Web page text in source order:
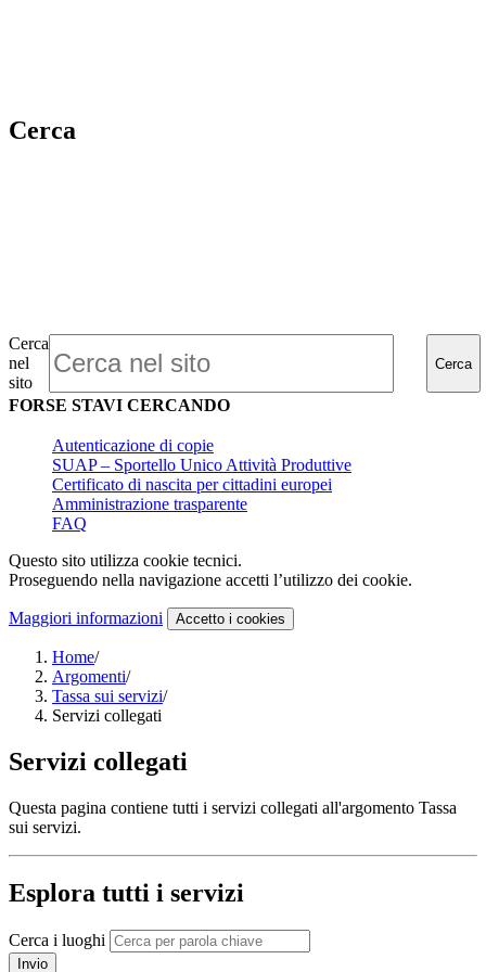
Cerca
Cerca
nel
sito
Cerca
FORSE STAVI CERCANDO
Autenticazione di copie
SUAP – Sportello Unico Attività Produttive
Certificato di nascita per cittadini europei
Amministrazione trasparente
FAQ
Questo sito utilizza cookie tecnici.
Proseguendo nella navigazione accetti l’utilizzo dei cookie.
Maggiori informazioni Accetto i cookies
Home/
Argomenti/
Tassa sui servizi/
Servizi collegati
Servizi collegati
Questa pagina contiene tutti i servizi collegati all'argomento Tassa
sui servizi.
Esplora tutti i servizi
Cerca i luoghi
Invio